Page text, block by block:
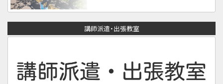
講師派遣・出張教室